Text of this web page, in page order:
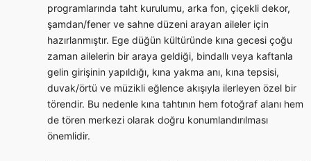
programlarında taht kurulumu, arka fon, çiçekli dekor,
şamdan/fener ve sahne düzeni arayan aileler için
hazırlanmıştır. Ege düğün kültüründe kına gecesi çoğu
zaman ailelerin bir araya geldiği, bindallı veya kaftanla
gelin girişinin yapıldığı, kına yakma anı, kına tepsisi,
duvak/örtü ve müzikli eğlence akışıyla ilerleyen özel bir
törendir. Bu nedenle kına tahtının hem fotoğraf alanı hem
de tören merkezi olarak doğru konumlandırılması
önemlidir.